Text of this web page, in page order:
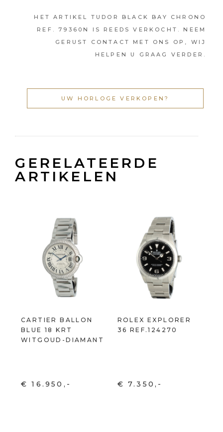
HET ARTIKEL TUDOR BLACK BAY CHRONO
REF. 79360N IS REEDS VERKOCHT. NEEM
GERUST CONTACT MET ONS OP, WIJ
HELPEN U GRAAG VERDER.
UW HORLOGE VERKOPEN?
GERELATEERDE
ARTIKELEN
CARTIER BALLON
BLUE 18 KRT
WITGOUD-DIAMANT
€ 16.950,-
ROLEX EXPLORER
36 REF.124270
€ 7.350,-